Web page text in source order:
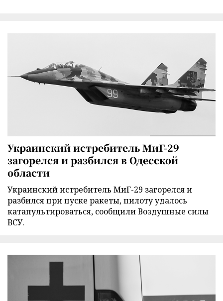
Украинский истребитель МиГ-29
загорелся и разбился в Одесской
области
Украинский истребитель МиГ-29 загорелся и
разбился при пуске ракеты, пилоту удалось
катапультироваться, сообщили Воздушные силы
ВСУ.